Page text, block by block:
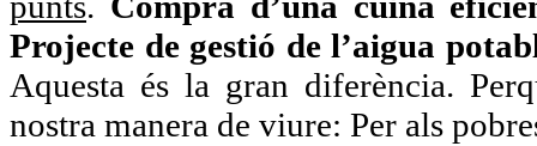
Projecte de gestió de l’aigua
Aquesta és la gran diferència.
nostra manera de viure: Per als